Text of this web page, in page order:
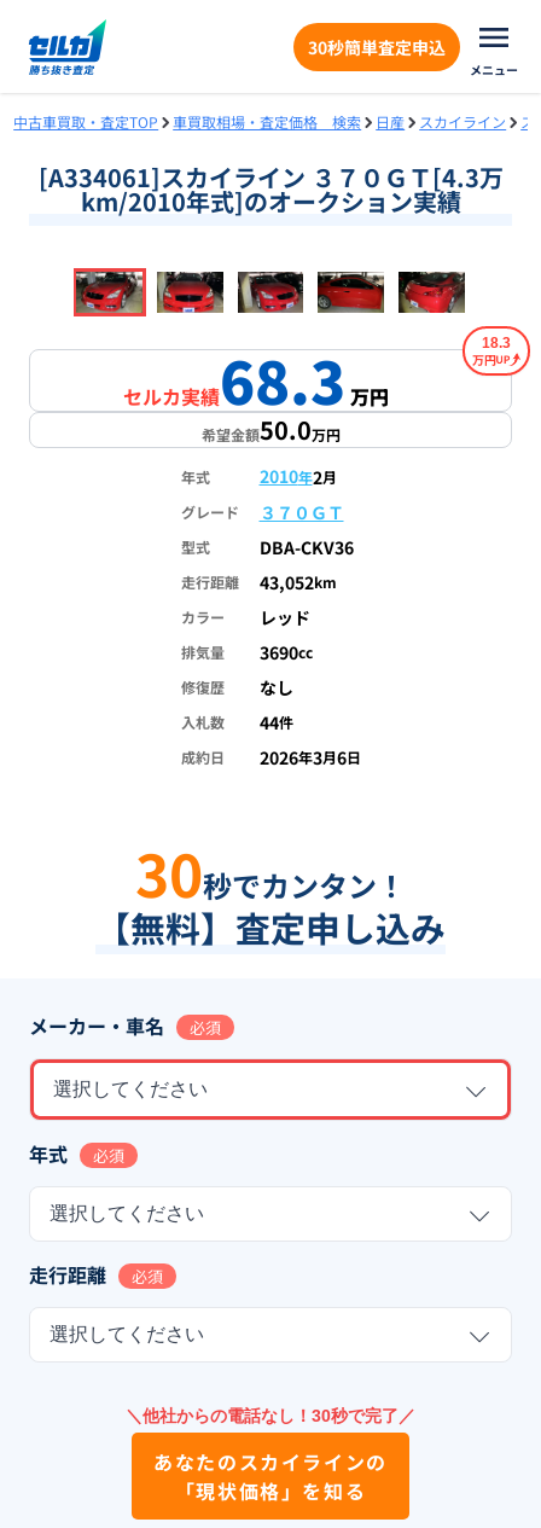
30秒簡単査定申込
メニュー
中古車買取・査定TOP 車買取相場・査定価格 検索 日産 スカイライン ス
[A334061]スカイライン ３７０ＧＴ[4.3万
km/2010年式]のオークション実績
1/17
セルカ実績68.3万円
18.3
万円
希望金額50.0万円
年式 2010年2月
グレード
３７０ＧＴ
型式 DBA-CKV36
走行距離 43,052km
カラー
レッド
排気量 3690cc
修復歴
なし
入札数 44件
成約日
2026年3月6日
30秒でカンタン！
【無料】査定申し込み
メーカー・車名 必須
選択してください
年式 必須
選択してください
走行距離 必須
選択してください
＼他社からの電話なし！30秒で完了／
あなたのスカイラインの
「現状価格」を知る